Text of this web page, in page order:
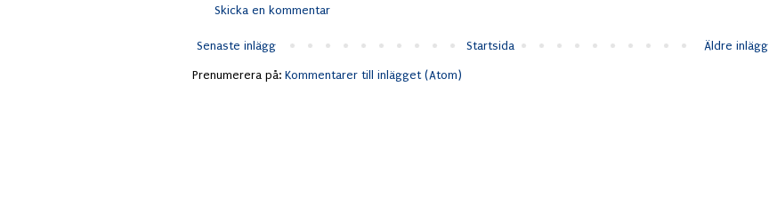
Skicka en kommentar
Senaste inlägg Äldre inlägg
Startsida
Prenumerera på: Kommentarer till inlägget (Atom)